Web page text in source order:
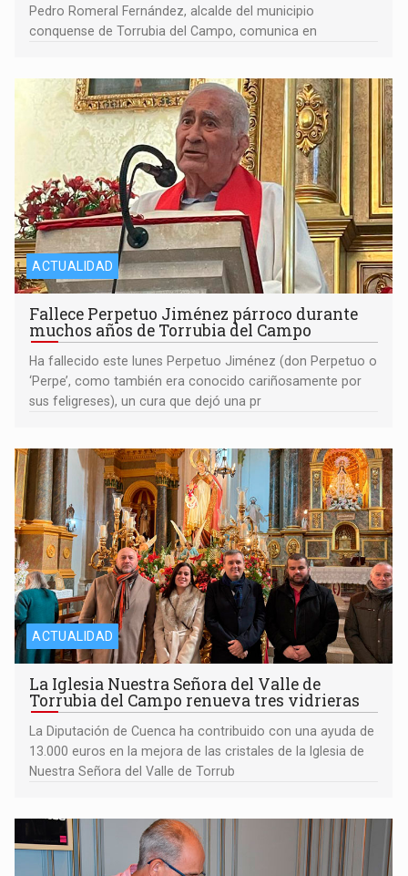
Pedro Romeral Fernández, alcalde del municipio
conquense de Torrubia del Campo, comunica en
ACTUALIDAD
Fallece Perpetuo Jiménez párroco durante
muchos años de Torrubia del Campo
Ha fallecido este lunes Perpetuo Jiménez (don Perpetuo o
‘Perpe’, como también era conocido cariñosamente por
sus feligreses), un cura que dejó una pr
ACTUALIDAD
La Iglesia Nuestra Señora del Valle de
Torrubia del Campo renueva tres vidrieras
La Diputación de Cuenca ha contribuido con una ayuda de
13.000 euros en la mejora de las cristales de la Iglesia de
Nuestra Señora del Valle de Torrub